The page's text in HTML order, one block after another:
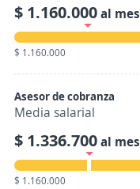
$ 1.160.000al mes
$ 1.160.000
Asesor de cobranza
Media salarial
$ 1.336.700al mes
$ 1.160.000